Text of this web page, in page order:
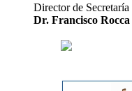
Director de Secretaría
Dr. Francisco Rocca